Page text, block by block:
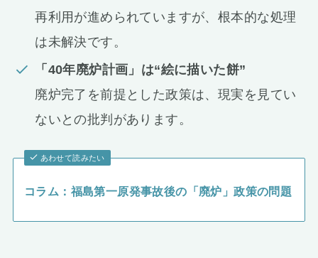
再利用が進められていますが、根本的な処理
は未解決です。
「40年廃炉計画」は“絵に描いた餅”
廃炉完了を前提とした政策は、現実を見てい
ないとの批判があります。
あわせて読みたい
コラム：福島第一原発事故後の「廃炉」政策の問題